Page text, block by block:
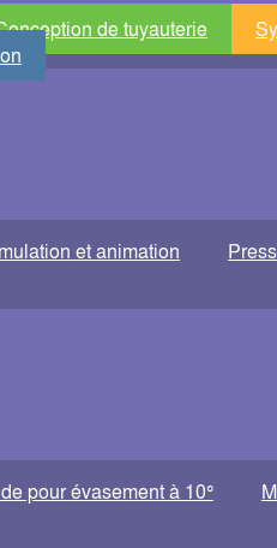
de tuyauterie
et animation
pour évasement à 10°